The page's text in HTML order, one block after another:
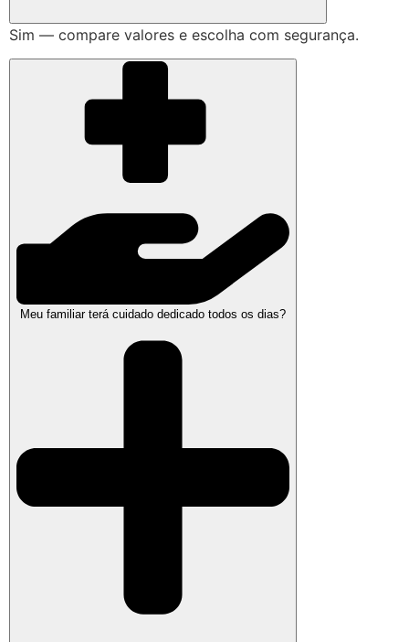
Sim — compare valores e escolha com segurança.
Meu familiar terá cuidado dedicado todos os dias?